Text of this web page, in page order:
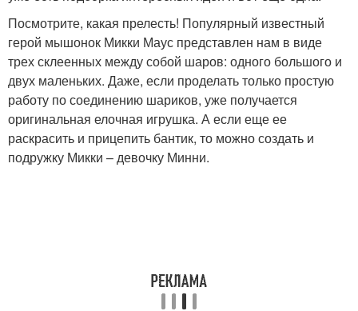
Посмотрите, какая прелесть! Популярный известный
герой мышонок Микки Маус представлен нам в виде
трех склеенных между собой шаров: одного большого и
двух маленьких. Даже, если проделать только простую
работу по соединению шариков, уже получается
оригинальная елочная игрушка. А если еще ее
раскрасить и прицепить бантик, то можно создать и
подружку Микки – девочку Минни.